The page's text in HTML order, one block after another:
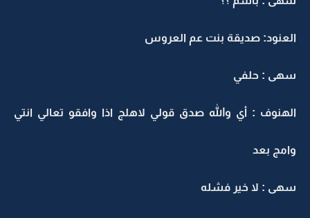
العنود: صديقة بنت عم العروس
سهى : حلفي
الهنوف : أي والله صدق قولي لاهلج اذا وافقو تعالي انتي
وامج بعد
سهى : لا خير فشله